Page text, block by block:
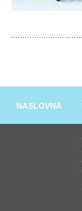
NASLOVNA